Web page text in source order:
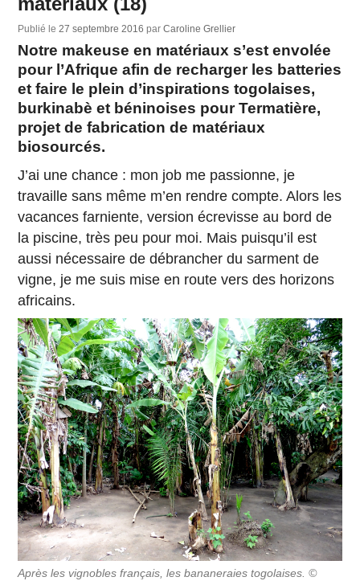
Publié le27 septembre 2016parCaroline Grellier
Notre makeuse en matériaux s’est envolée
pour l’Afrique afin de recharger les batteries
et faire le plein d’inspirations togolaises,
burkinabè et béninoises pour Termatière,
projet de fabrication de matériaux
biosourcés.
J’ai une chance : mon job me passionne, je
travaille sans même m’en rendre compte. Alors les
vacances farniente, version écrevisse au bord de
la piscine, très peu pour moi. Mais puisqu’il est
aussi nécessaire de débrancher du sarment de
vigne, je me suis mise en route vers des horizons
africains.
Après les vignobles français, les bananeraies togolaises. ©